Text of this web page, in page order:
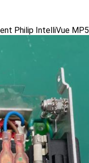
Philip IntelliVue MP5